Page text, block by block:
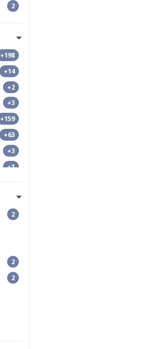
2
+198
+14
+2
+3
+159
+63
+3
+1
+1
+2
+1
2
2
2